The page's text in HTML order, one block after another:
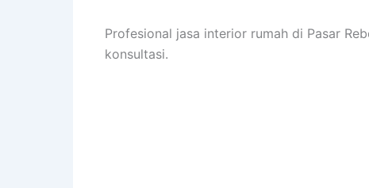
Profesional jasa interior rumah di Pasar
konsultasi.